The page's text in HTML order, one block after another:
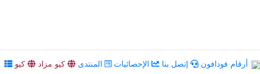
أرقام فودافون إتصل بنا الإحصائيات المنتدى كيو مزاد
كيو